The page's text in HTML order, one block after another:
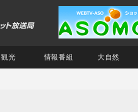
観光 情報番組 大自然